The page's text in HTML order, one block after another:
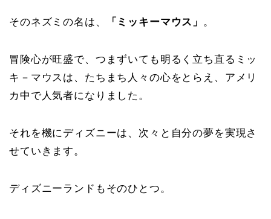
そのネズミの名は、 「ミッキーマウス」 。
冒険心が旺盛で、つまずいても明るく立ち直るミッ
キ－マウスは、たちまち人々の心をとらえ、アメリ
カ中で人気者になりました。
それを機にディズニーは、次々と自分の夢を実現さ
せていきます。
ディズニーランドもそのひとつ。